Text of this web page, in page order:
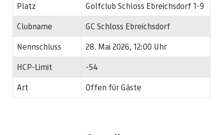
Platz
Golfclub Schloss Ebreichsdorf 1-9
Clubname
GC Schloss Ebreichsdorf
Nennschluss
28. Mai 2026, 12:00 Uhr
HCP-Limit
-54
Art
Offen für Gäste